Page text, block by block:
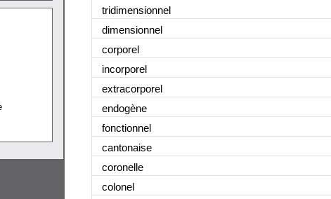
tridimensionnel
dimensionnel
corporel
incorporel
extracorporel
endogène
fonctionnel
cantonaise
coronelle
colonel